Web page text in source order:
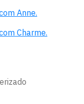
Anne.
Charme.